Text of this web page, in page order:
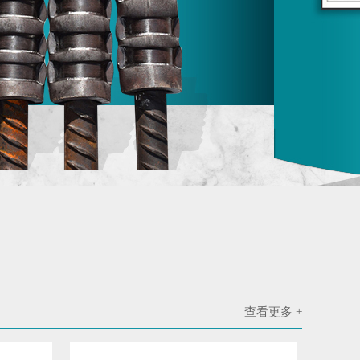
查看更多 +